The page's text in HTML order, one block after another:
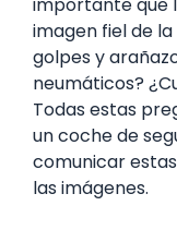
importante que
imagen fiel de
golpes y
neumáticos?
Todas estas
un coche de
comunicar
las imágenes.